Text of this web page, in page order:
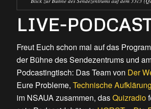
LIVE-
Freut Euch schon mal auf das
der Bühne des Sendezentrums und
Podcastingtisch: Das Team von Der
Eure Probleme, Technische Aufklärung
im NSAUA zusammen, dasQuizradio